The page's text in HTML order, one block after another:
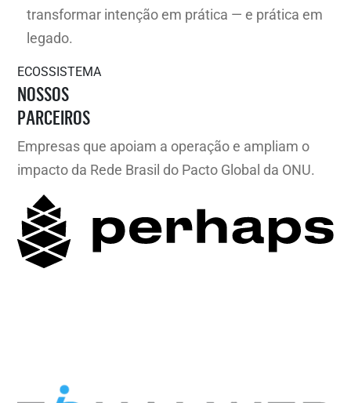
transformar intenção em prática — e prática em
legado.
ECOSSISTEMA
NOSSOS
PARCEIROS
Empresas que apoiam a operação e ampliam o
impacto da Rede Brasil do Pacto Global da ONU.